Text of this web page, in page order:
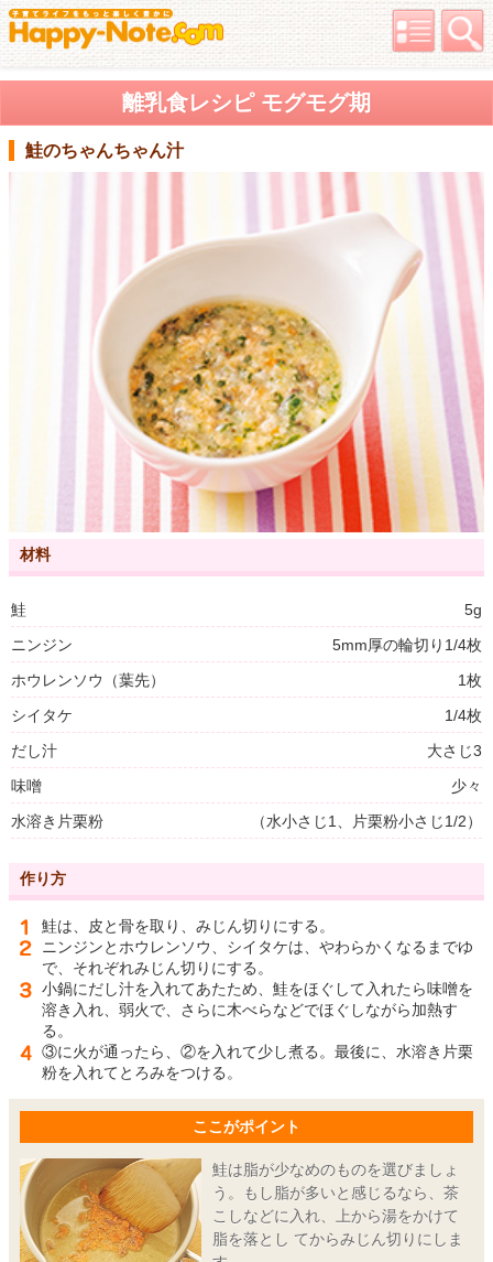
離乳食レシピ モグモグ期
鮭のちゃんちゃん汁
材料
鮭
5g
ニンジン
5mm厚の輪切り1/4枚
ホウレンソウ（葉先）
1枚
シイタケ
1/4枚
だし汁
大さじ3
味噌
少々
水溶き片栗粉
（水小さじ1、片栗粉小さじ1/2）
作り方
鮭は、皮と骨を取り、みじん切りにする。
ニンジンとホウレンソウ、シイタケは、やわらかくなるまでゆ
で、それぞれみじん切りにする。
小鍋にだし汁を入れてあたため、鮭をほぐして入れたら味噌を
溶き入れ、弱火で、さらに木べらなどでほぐしながら加熱す
る。
③に火が通ったら、②を入れて少し煮る。最後に、水溶き片栗
粉を入れてとろみをつける。
ここがポイント
鮭は脂が少なめのものを選びましょ
う。もし脂が多いと感じるなら、茶
こしなどに入れ、上から湯をかけて
脂を落とし てからみじん切りにしま